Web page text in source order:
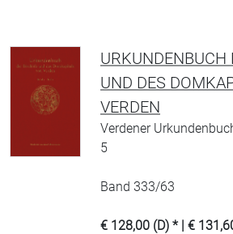
URKUNDENBUCH
UND DES
VERDEN
Verdener
5
Band 333/63
€ 128,00 (D) * | €